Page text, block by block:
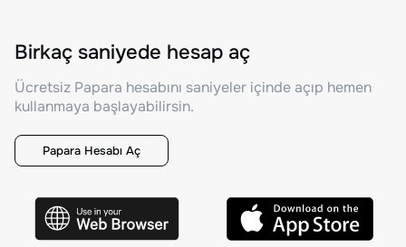
Birkaç saniyede hesap aç
Ücretsiz Papara hesabını saniyeler içinde açıp hemen
kullanmaya başlayabilirsin.
Papara Hesabı Aç